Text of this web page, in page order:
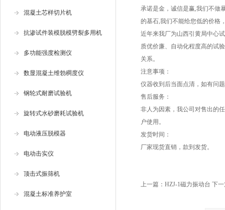
混凝土芯样切片机
抗渗试件装模脱模劈裂多用机
多功能强度检测仪
数显混凝土维勃稠度仪
钢轮式耐磨试验机
旋转式水砂磨耗试验机
电动液压脱模器
电动击实仪
顶击式振筛机
混凝土标准养护室
承诺是金，诚信是赢,我们不做
的基石,我们不能给您低的价格
近年来我厂为山西引黄局中心
质优价廉、自动化程度高的试
关系。
注意事项：
仪器收到后当面点清，如有问
售后服务：
非人为因素，我公司对售出的
户使用。
发货时间：
厂家现货直销，款到发货。
上一篇： HZJ-1磁力振动台 下